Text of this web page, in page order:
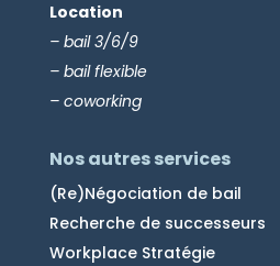
Location
– bail 3/6/9
– bail flexible
– coworking
Nos autres services
(Re)Négociation de bail
Recherche de successeurs
Workplace Stratégie